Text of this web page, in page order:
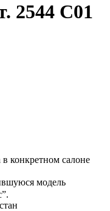
2544 С01
конкретном салоне
модель